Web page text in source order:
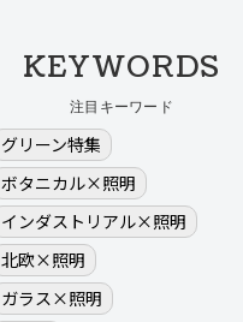
KEYWORDS
注目キーワード
グリーン特集
ボタニカル×照明
インダストリアル×照明
北欧×照明
ガラス×照明